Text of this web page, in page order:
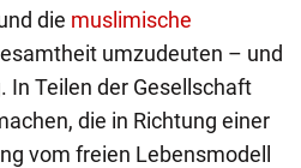
die muslimische
umzudeuten – und
In Teilen der Gesellschaft
die in Richtung einer
vom freien Lebensmodell